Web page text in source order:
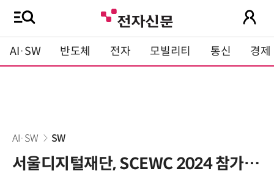
AI·SW 반도체 전자 모빌리티 통신 경제
AI·SW SW
서울디지털재단, SCEWC 2024 참가…